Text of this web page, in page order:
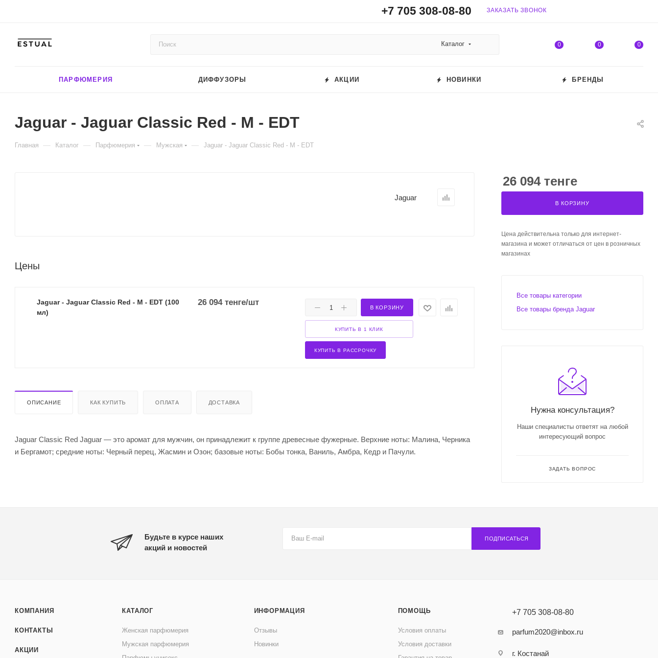
+7 705 308-08-80 ЗАКАЗАТЬ ЗВОНОК
Каталог 0 0 0
ПАРФЮМЕРИЯ ДИФФУЗОРЫ АКЦИИ НОВИНКИ БРЕНДЫ
Jaguar - Jaguar Classic Red - M - EDT
Главная — Каталог — Парфюмерия — Мужская — Jaguar - Jaguar Classic Red - M - EDT
Jaguar
Цены
Jaguar - Jaguar Classic Red - M - EDT (100
мл)
26 094тенге/шт
В КОРЗИНУ
КУПИТЬ В 1 КЛИК
КУПИТЬ В РАССРОЧКУ
ОПИСАНИЕ КАК КУПИТЬ ОПЛАТА ДОСТАВКА
Jaguar Classic Red Jaguar — это аромат для мужчин, он принадлежит к группе древесные фужерные. Верхние ноты: Малина, Черника
и Бергамот; средние ноты: Черный перец, Жасмин и Озон; базовые ноты: Бобы тонка, Ваниль, Амбра, Кедр и Пачули.
26 094 тенге
В КОРЗИНУ
Цена действительна только для интернет-
магазина и может отличаться от цен в розничных
магазинах
Все товары категории
Все товары бренда Jaguar
Нужна консультация?
Наши специалисты ответят на любой
интересующий вопрос
ЗАДАТЬ ВОПРОС
Будьте в курсе наших
акций и новостей
ПОДПИСАТЬСЯ
КОМПАНИЯ
КОНТАКТЫ
АКЦИИ
КАТАЛОГ
Женская парфюмерия
Мужская парфюмерия
ИНФОРМАЦИЯ
Отзывы
Новинки
ПОМОЩЬ
Условия оплаты
Условия доставки
+7 705 308-08-80
parfum2020@inbox.ru
г. Костанай